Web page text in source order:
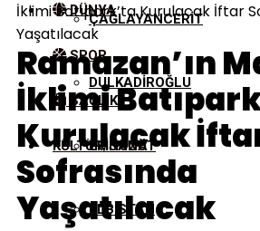
ÇAĞLAYANCERIT
DULKADIROĞLU
EKINÖZÜ
ELBISTAN
DÜNYA
SPOR
SAĞLIK
KÜLTÜR/SANAT
İklimi Batıpark’ta Kurulacak İftar
Yaşatılacak
Ramazan’ın
İklimi
Kurulacak
Sofrasında
Yaşatılacak